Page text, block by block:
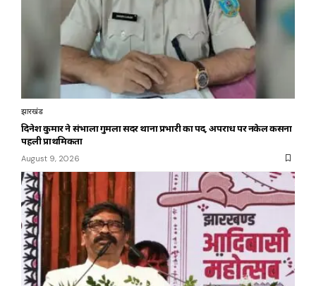
झारखंड
दिनेश कुमार ने संभाला गुमला सदर थाना प्रभारी का पद, अपराध पर नकेल कसना
पहली प्राथमिकता
August 9, 2026